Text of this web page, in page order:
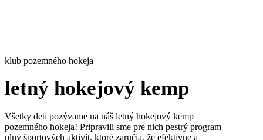
klub pozemného hokeja
letný hokejový kemp
Všetky deti pozývame na náš letný hokejový kemp
pozemného hokeja! Pripravili sme pre nich pestrý program
plný športových aktivít, ktoré zaručia, že efektívne a